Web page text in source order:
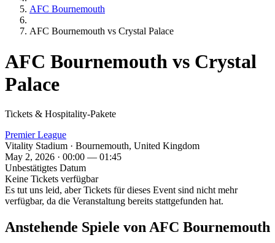
AFC Bournemouth
AFC Bournemouth vs Crystal Palace
AFC Bournemouth vs Crystal
Palace
Tickets & Hospitality-Pakete
Premier League
Vitality Stadium · Bournemouth, United Kingdom
May 2, 2026 · 00:00 — 01:45
Unbestätigtes Datum
Keine Tickets verfügbar
Es tut uns leid, aber Tickets für dieses Event sind nicht mehr
verfügbar, da die Veranstaltung bereits stattgefunden hat.
Anstehende Spiele von AFC Bournemouth